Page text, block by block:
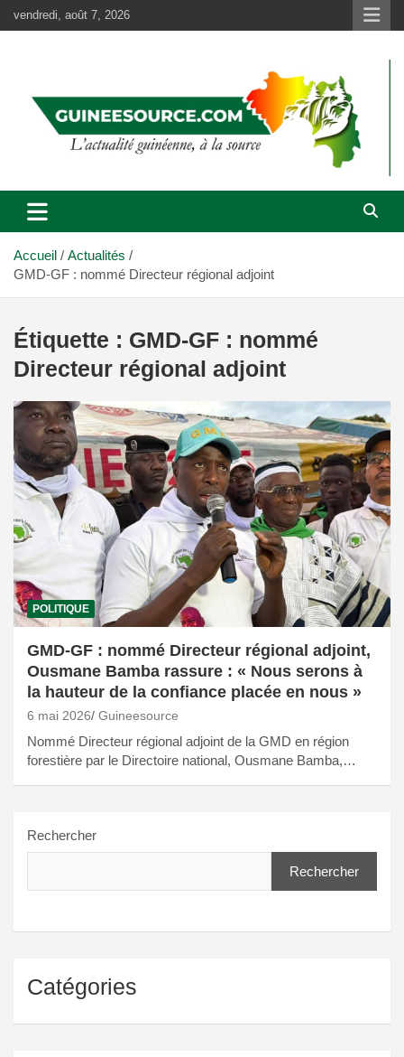
au
vendredi, août 7, 2026
Accueil
Actualités
GMD-GF : nommé Directeur régional adjoint
Étiquette : GMD-GF : nommé
Directeur régional adjoint
POLITIQUE
GMD-GF : nommé Directeur régional adjoint,
Ousmane Bamba rassure : « Nous serons à
la hauteur de la confiance placée en nous »
6 mai 2026 Guineesource
Nommé Directeur régional adjoint de la GMD en région
forestière par le Directoire national, Ousmane Bamba,…
Rechercher
Rechercher
Catégories